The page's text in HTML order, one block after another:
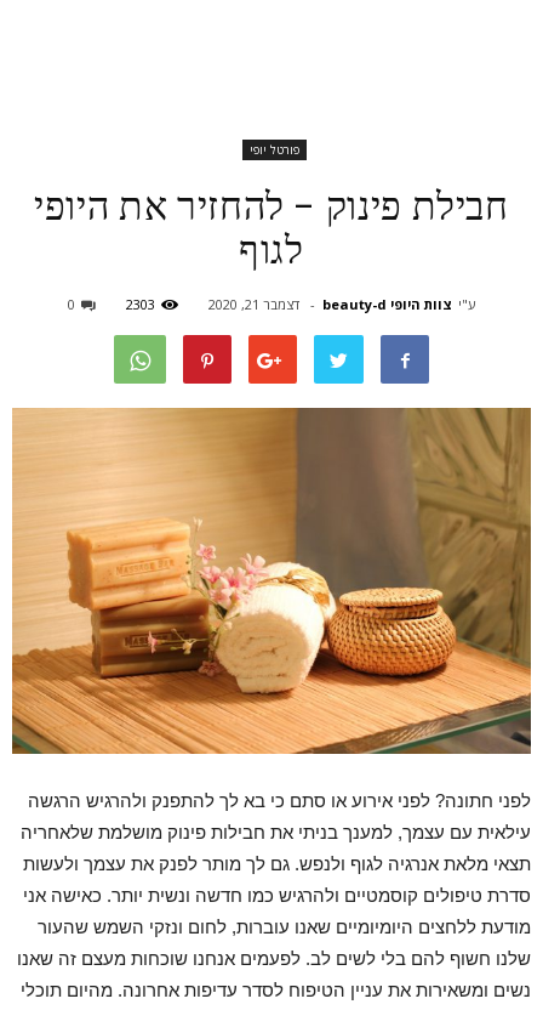
פורטל יופי
חבילת פינוק – להחזיר את היופי
לגוף
ע"י צוות היופי beauty-d - דצמבר 21, 2020 2303
0
לפני חתונה? לפני אירוע או סתם כי בא לך להתפנק ולהרגיש הרגשה
עילאית עם עצמך, למענך בניתי את חבילות פינוק מושלמת שלאחריה
תצאי מלאת אנרגיה לגוף ולנפש. גם לך מותר לפנק את עצמך ולעשות
סדרת טיפולים קוסמטיים ולהרגיש כמו חדשה ונשית יותר. כאישה אני
מודעת ללחצים היומיומיים שאנו עוברות, לחום ונזקי השמש שהעור
שלנו חשוף להם בלי לשים לב. לפעמים אנחנו שוכחות מעצם זה שאנו
נשים ומשאירות את עניין הטיפוח לסדר עדיפות אחרונה. מהיום תוכלי